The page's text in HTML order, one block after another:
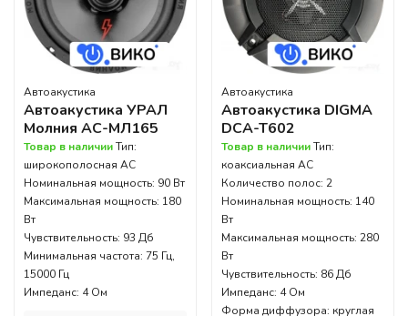
Автоакустика
Автоакустика УРАЛ
Молния АС-МЛ165
Товар в наличииТип:
широкополосная АС
Номинальная мощность: 90 Вт
Максимальная мощность: 180
Вт
Чувствительность: 93 Дб
Минимальная частота: 75 Гц,
15000 Гц
Импеданс: 4 Ом
Автоакустика
Автоакустика DIGMA
DCA-T602
Товар в наличииТип:
коаксиальная АС
Количество полос: 2
Номинальная мощность: 140
Вт
Максимальная мощность: 280
Вт
Чувствительность: 86 Дб
Импеданс: 4 Ом
Форма диффузора: круглая